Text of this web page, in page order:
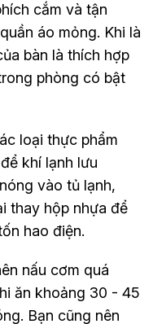
cắm và tận
áo mỏng. Khi là
bàn là thích hợp
phòng có bật
loại thực phẩm
khí lạnh lưu
vào tủ lạnh,
thay hộp nhựa để
hao điện.
nấu cơm quá
ăn khoảng 30 - 45
Bạn cũng nên